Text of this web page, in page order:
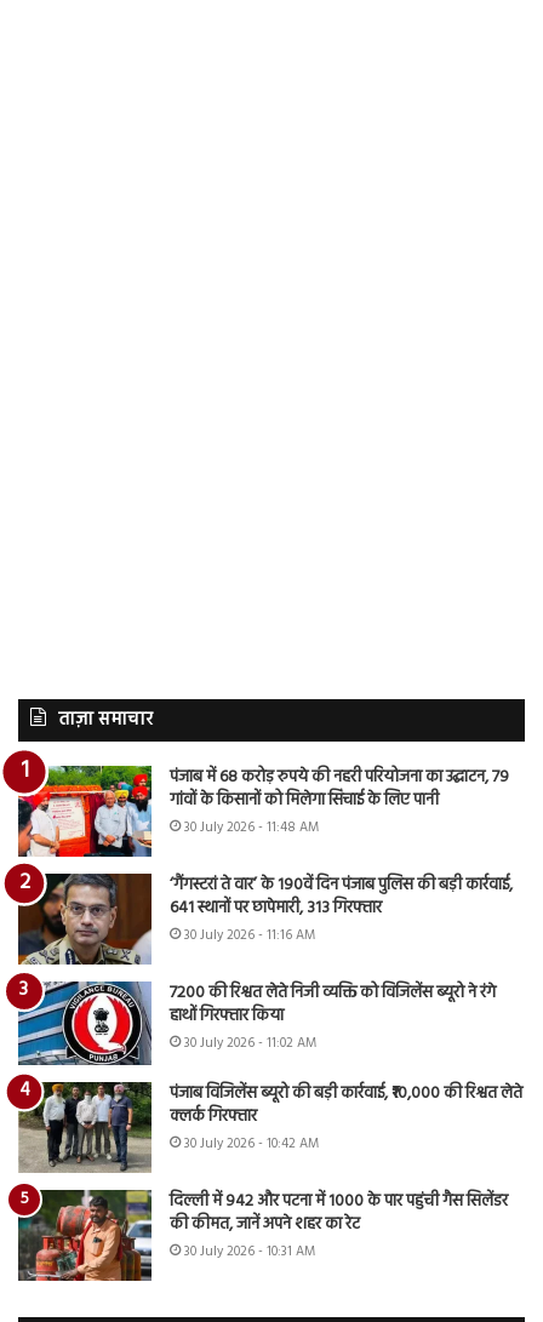
ताज़ा समाचार
पंजाब में 68 करोड़ रुपये की नहरी परियोजना का उद्घाटन, 79
गांवों के किसानों को मिलेगा सिंचाई के लिए पानी
30 July 2026 - 11:48 AM
‘गैंगस्टरां ते वार’ के 190वें दिन पंजाब पुलिस की बड़ी कार्रवाई,
641 स्थानों पर छापेमारी, 313 गिरफ्तार
30 July 2026 - 11:16 AM
7200 की रिश्वत लेते निजी व्यक्ति को विजिलेंस ब्यूरो ने रंगे
हाथों गिरफ्तार किया
30 July 2026 - 11:02 AM
पंजाब विजिलेंस ब्यूरो की बड़ी कार्रवाई, ₹10,000 की रिश्वत लेते
क्लर्क गिरफ्तार
30 July 2026 - 10:42 AM
दिल्ली में 942 और पटना में 1000 के पार पहुंची गैस सिलेंडर
की कीमत, जानें अपने शहर का रेट
30 July 2026 - 10:31 AM